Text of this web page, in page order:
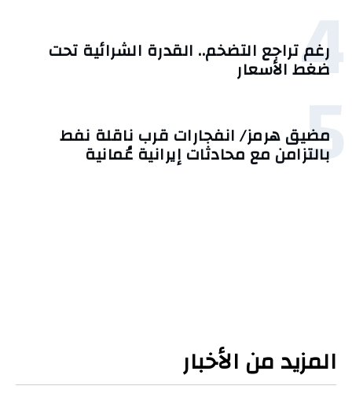
4
رغم تراجع التضخم.. القدرة الشرائية تحت
ضغط الأسعار
5
مضيق هرمز/ انفجارات قرب ناقلة نفط
بالتزامن مع محادثات إيرانية عُمانية
المزيد من الأخبار